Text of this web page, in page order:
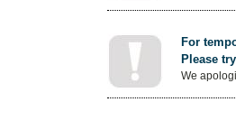
For
Please
We